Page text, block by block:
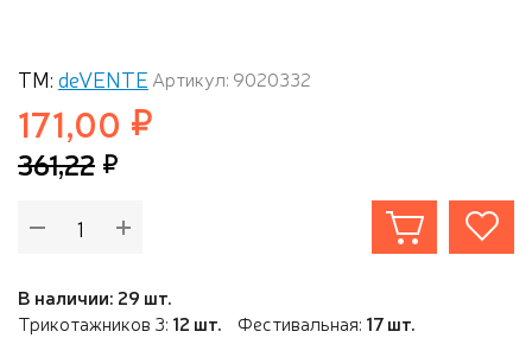
ТМ: deVENTE Артикул: 9020332
171,00
361,22
В наличии: 29 шт.
Трикотажников 3: 12 шт. Фестивальная: 17 шт.